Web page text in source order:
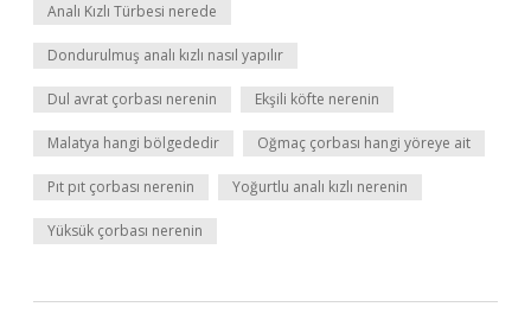
Analı Kızlı Türbesi nerede
Dondurulmuş analı kızlı nasıl yapılır
Dul avrat çorbası nerenin Ekşili köfte nerenin
Malatya hangi bölgededir Oğmaç çorbası hangi yöreye ait
Pıt pıt çorbası nerenin Yoğurtlu analı kızlı nerenin
Yüksük çorbası nerenin